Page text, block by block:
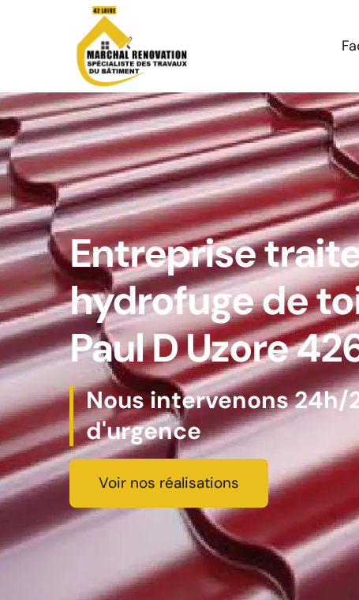
Entreprise
hydrofuge de
Paul D Uzore
Nous intervenons 24h/
d'urgence
Voir nos réalisations